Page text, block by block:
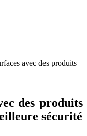
avec des produits
des produits
sécurité